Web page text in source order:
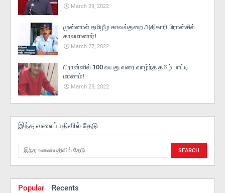
March 29, 2022
முன்னாள் தமிழீழ காவல்துறை அதிகாரி பிரான்சில்
காலமானார்!
March 27, 2022
பிரான்ஸில் 100 வயது வரை வாழ்ந்த தமிழ் பாட்டி
மரணம்!
March 25, 2022
இந்த வலைப்பதிவில் தேடு
Popular Recents